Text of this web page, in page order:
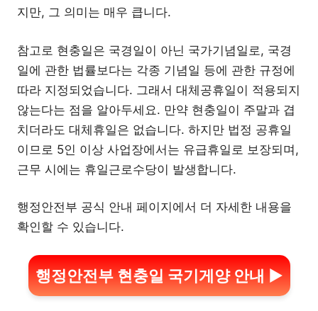
지만, 그 의미는 매우 큽니다.
참고로 현충일은 국경일이 아닌 국가기념일로, 국경
일에 관한 법률보다는 각종 기념일 등에 관한 규정에
따라 지정되었습니다. 그래서 대체공휴일이 적용되지
않는다는 점을 알아두세요. 만약 현충일이 주말과 겹
치더라도 대체휴일은 없습니다. 하지만 법정 공휴일
이므로 5인 이상 사업장에서는 유급휴일로 보장되며,
근무 시에는 휴일근로수당이 발생합니다.
행정안전부 공식 안내 페이지에서 더 자세한 내용을
확인할 수 있습니다.
행정안전부 현충일 국기게양 안내 ▶